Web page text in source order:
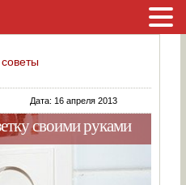
Дата: 16 апреля 2013
своими руками